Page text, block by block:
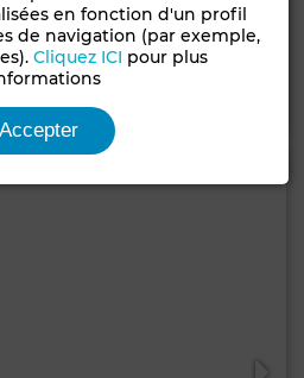
1 Sdb.
en fonction d'un profil
de navigation (par exemple,
Cliquez ICI pour plus
Accepter